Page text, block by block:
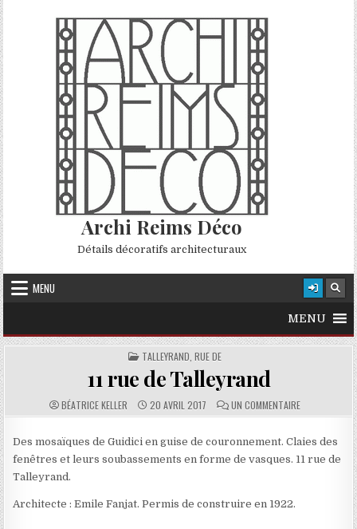
Skip to content
Archi Reims Déco
Détails décoratifs architecturaux
MENU
MENU
POSTED IN
TALLEYRAND, RUE DE
11 rue de Talleyrand
AUTHOR:
BÉATRICE KELLER PUBLISHED DATE:
20 AVRIL 2017 COMMENTS:
UN COMMENTAIRESUR 11 RUE
Des mosaïques de Guidici en guise de couronnement. Claies des
fenêtres et leurs soubassements en forme de vasques. 11 rue de
Talleyrand.
Architecte : Emile Fanjat. Permis de construire en 1922.